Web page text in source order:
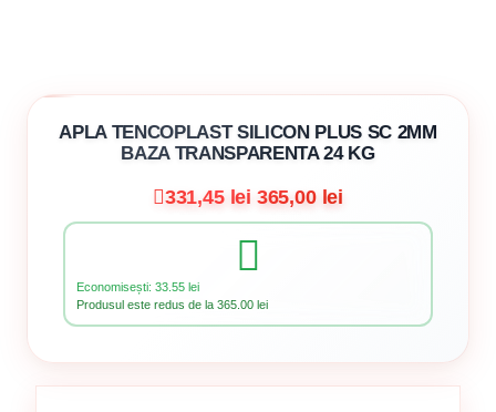
APLA TENCOPLAST SILICON PLUS SC 2MM
BAZA TRANSPARENTA 24 KG
331,45 lei 365,00 lei
Economisești: 33.55 lei
Produsul este redus de la 365.00 lei